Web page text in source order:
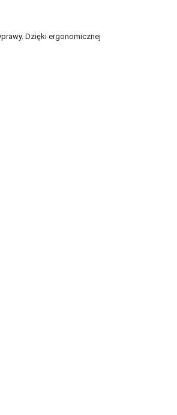
Dzięki ergonomicznej